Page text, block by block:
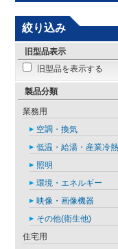
絞り込み
旧型品表示
旧型品を表示する
製品分類
業務用
空調・換気
低温・給湯・産業冷熱
照明
環境・エネルギー
映像・画像機器
その他(衛生他)
住宅用